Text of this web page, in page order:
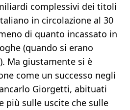
complessivi dei titoli
in circolazione al 30
di quanto incassato in
(quando si erano
Ma giustamente si è
come un successo negli
Giorgetti, abituati
più sulle uscite che sulle